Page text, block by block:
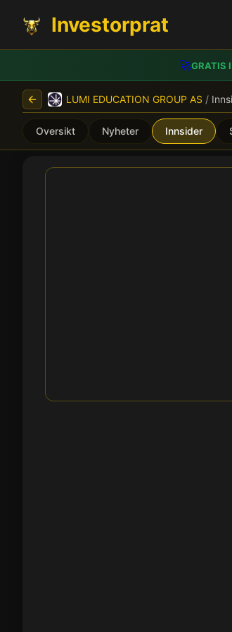
Investorprat
🚀GRATIS
LUMI EDUCATION GROUP AS /
Oversikt Nyheter Innsider
LUMI